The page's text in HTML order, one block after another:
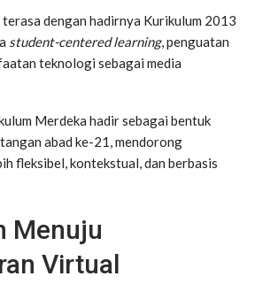
dengan hadirnya Kurikulum 2013
student-centered learning, penguatan
teknologi sebagai media
Merdeka hadir sebagai bentuk
abad ke-21, mendorong
fleksibel, kontekstual, dan berbasis
Menuju
Virtual